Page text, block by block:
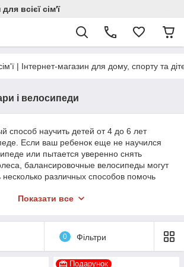
всієї сім'ї
| Інтернет-магазин для дому, спорту та
і велосипеди
способ научить детей от 4 до 6 лет
Если ваш ребенок еще не научился
или пытается уверенно снять
балансировочные велосипеды могут
несколько различных способов помочь
простой и часто самый эффективный
Их упрощенный дизайн позволяет
на главной цели - научиться
на велосипеде. Обучение педали с
Показати все
0 Фільтри
Подарунок